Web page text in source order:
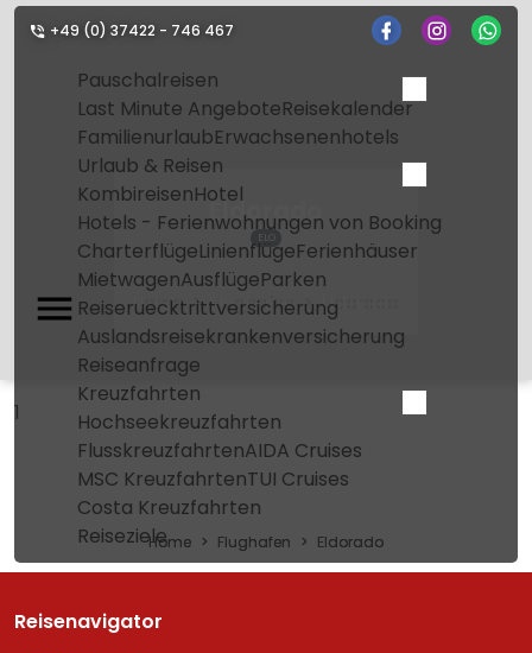
+49 (0) 37422 - 746 467
Pauschalreisen
Last Minute AngeboteReisekalender
FamilienurlaubErwachsenenhotels
Urlaub & Reisen
KombireisenHotel
Hotels - Ferienwohnungen von Booking
CharterflügeLinienflügeFerienhäuser
MietwagenAusflügeParken
Reiseruecktrittversicherung
Auslandsreisekrankenversicherung
Reiseanfrage
Kreuzfahrten
Hochseekreuzfahrten
FlusskreuzfahrtenAIDA Cruises
MSC KreuzfahrtenTUI Cruises
Costa Kreuzfahrten
Reiseziele
Eldorado
ELO
Home Flughafen Eldorado
1
Home Flughafen Eldorado
Reisenavigator